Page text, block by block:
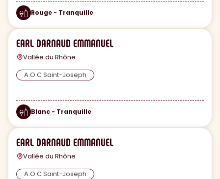
Rouge - Tranquille
EARL DARNAUD EMMANUEL
Vallée du Rhône
A.O.C Saint-Joseph
Blanc - Tranquille
EARL DARNAUD EMMANUEL
Vallée du Rhône
A.O.C Saint-Joseph